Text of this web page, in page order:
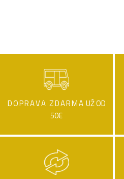
DOPRAVA ZDARMA UŽ OD
50€